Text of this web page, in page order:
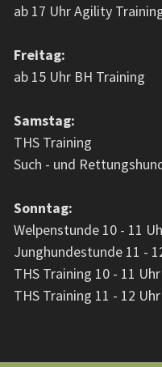
ab 17 Uhr Agility
Freitag:
ab 15 Uhr BH Training
Samstag:
THS Training
Such - und
Sonntag:
Welpenstunde 10 - 11
Junghundestunde 11 -
THS Training 10 - 11 Uhr
THS Training 11 - 12 Uhr